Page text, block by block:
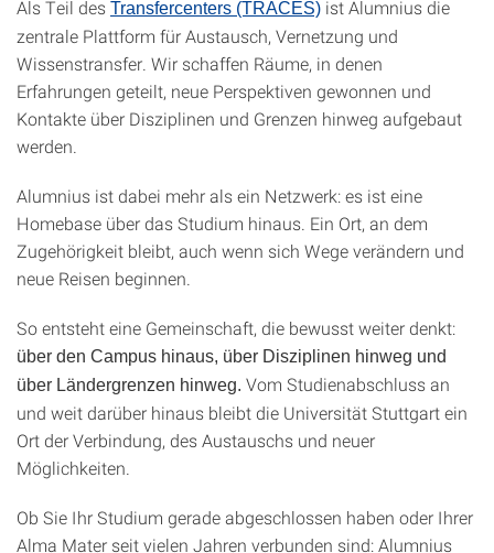
Als Teil des Transfercenters (TRACES) ist Alumnius die
zentrale Plattform für Austausch, Vernetzung und
Wissenstransfer. Wir schaffen Räume, in denen
Erfahrungen geteilt, neue Perspektiven gewonnen und
Kontakte über Disziplinen und Grenzen hinweg aufgebaut
werden.
Alumnius ist dabei mehr als ein Netzwerk: es ist eine
Homebase über das Studium hinaus. Ein Ort, an dem
Zugehörigkeit bleibt, auch wenn sich Wege verändern und
neue Reisen beginnen.
So entsteht eine Gemeinschaft, die bewusst weiter denkt:
über den Campus hinaus, über Disziplinen hinweg und
über Ländergrenzen hinweg. Vom Studienabschluss an
und weit darüber hinaus bleibt die Universität Stuttgart ein
Ort der Verbindung, des Austauschs und neuer
Möglichkeiten.
Ob Sie Ihr Studium gerade abgeschlossen haben oder Ihrer
Alma Mater seit vielen Jahren verbunden sind: Alumnius